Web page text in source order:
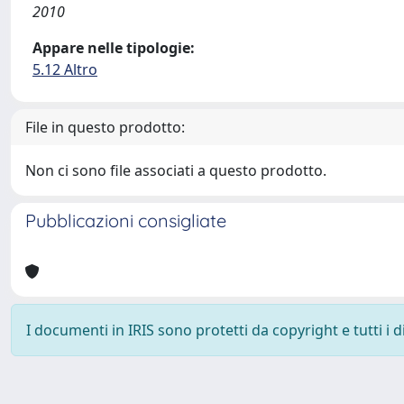
2010
Appare nelle tipologie:
5.12 Altro
File in questo prodotto:
Non ci sono file associati a questo prodotto.
Pubblicazioni consigliate
I documenti in IRIS sono protetti da copyright e tutti i